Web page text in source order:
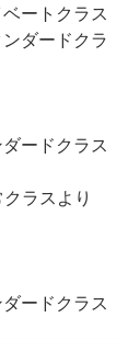
ートクラス
ダードクラ
ードクラス
ラスより
ードクラス